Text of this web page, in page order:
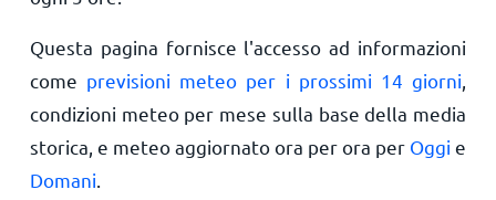
Questa pagina fornisce l'accesso ad informazioni
come previsioni meteo per i prossimi 14 giorni
condizioni meteo per mese sulla base della media
storica, e meteo aggiornato ora per ora per Oggi e
Domani